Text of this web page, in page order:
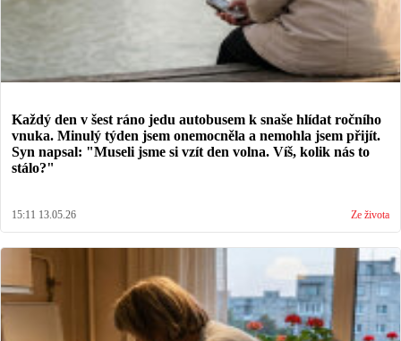
Každý den v šest ráno jedu autobusem k snaše hlídat ročního
vnuka. Minulý týden jsem onemocněla a nemohla jsem přijít.
Syn napsal: "Museli jsme si vzít den volna. Víš, kolik nás to
stálo?"
15:11 13.05.26 Ze života